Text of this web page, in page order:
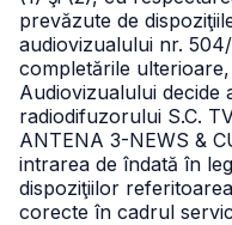
prevăzute de
audiovizualului nr.
completările
Audiovizualului decide
radiodifuzorului S.C.
ANTENA 3-NEWS &
intrarea de îndată în
dispoziţiilor
corecte în cadrul